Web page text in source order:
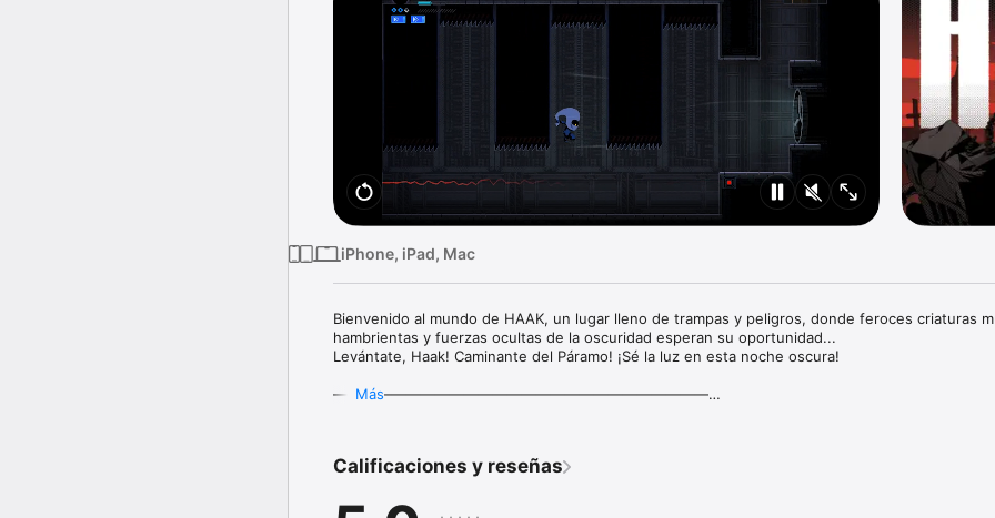
iPhone, iPad, Mac
Bienvenido al mundo de HAAK, un lugar lleno de trampas y peligros, donde feroces criaturas
hambrientas y fuerzas ocultas de la oscuridad esperan su oportunidad...
Levántate, Haak! Caminante del Páramo! ¡Sé la luz en esta noche oscura!
——————————————————————————
páramo, y los humanos restantes sobreviven con dificultad en un nuevo mundo cruel. Sanho,
lentamente, convirtiéndose en una luz en el páramo. El protagonista Haak es un viajero de un
Más
Calificaciones y reseñas